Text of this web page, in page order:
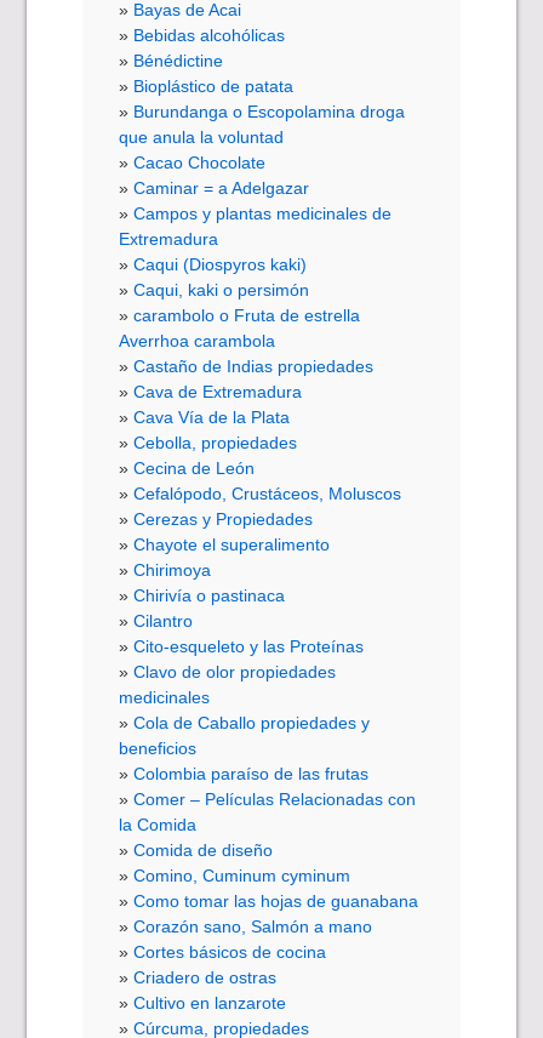
Bayas de Acai
Bebidas alcohólicas
Bénédictine
Bioplástico de patata
Burundanga o Escopolamina droga
que anula la voluntad
Cacao Chocolate
Caminar = a Adelgazar
Campos y plantas medicinales de
Extremadura
Caqui (Diospyros kaki)
Caqui, kaki o persimón
carambolo o Fruta de estrella
Averrhoa carambola
Castaño de Indias propiedades
Cava de Extremadura
Cava Vía de la Plata
Cebolla, propiedades
Cecina de León
Cefalópodo, Crustáceos, Moluscos
Cerezas y Propiedades
Chayote el superalimento
Chirimoya
Chirivía o pastinaca
Cilantro
Cito-esqueleto y las Proteínas
Clavo de olor propiedades
medicinales
Cola de Caballo propiedades y
beneficios
Colombia paraíso de las frutas
Comer – Películas Relacionadas con
la Comida
Comida de diseño
Comino, Cuminum cyminum
Como tomar las hojas de guanabana
Corazón sano, Salmón a mano
Cortes básicos de cocina
Criadero de ostras
Cultivo en lanzarote
Cúrcuma, propiedades